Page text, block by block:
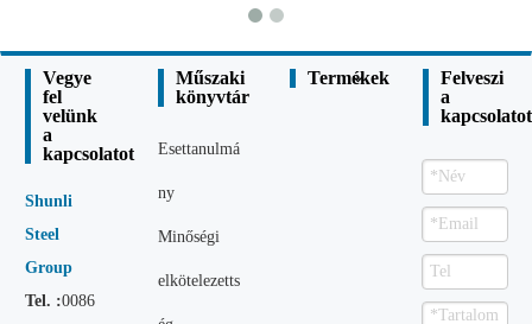
Vegye
fel
velünk
a
kapcsolatot
Shunli
Steel
Group
Tel. :0086
Műszaki
könyvtár
Esettanulmá
ny
Minőségi
elkötelezetts
Termékek
Felveszi
a
kapcsolatot